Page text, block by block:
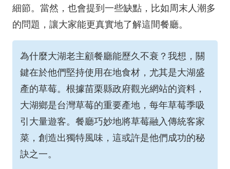
細節。當然，也會提到一些缺點，比如周末人潮多
的問題，讓大家能更真實地了解這間餐廳。
為什麼大湖老主顧餐廳能歷久不衰？我想，關
鍵在於他們堅持使用在地食材，尤其是大湖盛
產的草莓。根據苗栗縣政府觀光網站的資料，
大湖鄉是台灣草莓的重要產地，每年草莓季吸
引大量遊客。餐廳巧妙地將草莓融入傳統客家
菜，創造出獨特風味，這或許是他們成功的秘
訣之一。